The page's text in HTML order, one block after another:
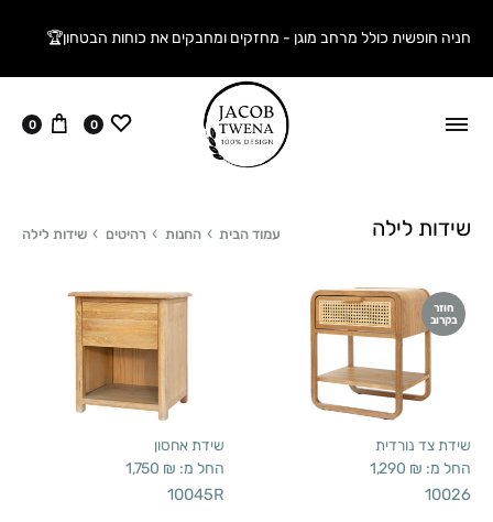
חניה חופשית כולל מרחב מוגן - מחזקים ומחבקים את כוחות הבטחון🏆
ווישליסט
0 עגלה
0
שידות לילה עמוד הבית החנות רהיטים שידות לילה
חוזר
בקרוב
שידת צד נורדית
החל מ: 1,290 ₪
10026
שידת אחסון
החל מ: 1,750 ₪
10045R